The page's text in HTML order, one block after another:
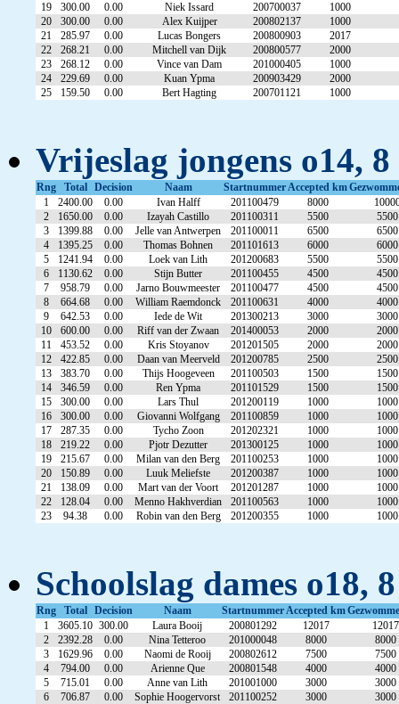
19
300.00 0.00 Niek Issard 200700037
1000
20
300.00 0.00 Alex Kuijper 200802137
1000
21
285.97 0.00 Lucas Bongers 200800903
2017
22
268.21 0.00 Mitchell van Dijk 200800577
2000
23
268.12 0.00 Vince van Dam 201000405
1000
24
229.69 0.00 Kuan Ypma 200903429
2000
25
159.50 0.00 Bert Hagting 200701121 1000
Vrijeslag jongens o14,
Rng Total Decision Naam StartnummerAccepted km
1
2400.00 0.00 Ivan Halff 201100479 8000
2
1650.00 0.00 Izayah Castillo 201100311 5500
5500
3
1399.88 0.00 Jelle van Antwerpen 201100011 6500
6500
4
1395.25 0.00 Thomas Bohnen 201101613 6000
6000
5
1241.94 0.00 Loek van Lith 201200683 5500
5500
6
1130.62 0.00 Stijn Butter 201100455 4500
4500
7
958.79 0.00 Jarno Bouwmeester 201100477 4500
4500
8
664.68 0.00 William Raemdonck 201100631 4000
4000
9
642.53 0.00 Iede de Wit 201300213 3000
3000
10
600.00 0.00 Riff van der Zwaan 201400053 2000
2000
11
453.52 0.00 Kris Stoyanov 201201505 2000
2000
12
422.85 0.00 Daan van Meerveld 201200785 2500
2500
13
383.70 0.00 Thijs Hoogeveen 201100503 1500
1500
14
346.59 0.00 Ren Ypma 201101529 1500
1500
15
300.00 0.00 Lars Thul 201200119 1000
1000
16
300.00 0.00 Giovanni Wolfgang 201100859 1000
1000
17
287.35 0.00 Tycho Zoon 201202321 1000
1000
18
219.22 0.00 Pjotr Dezutter 201300125 1000
1000
19
215.67 0.00 Milan van den Berg 201100253 1000
1000
20
150.89 0.00 Luuk Meliefste 201200387 1000
1000
21
138.09 0.00 Mart van der Voort 201201287 1000
1000
22
128.04 0.00 Menno Hakhverdian 201100563 1000
1000
23
94.38 0.00 Robin van den Berg 201200355 1000 1000
Schoolslag dames o18,
Rng Total Decision Naam StartnummerAccepted km
1
3605.10 300.00 Laura Booij 200801292 12017
12017
2
2392.28 0.00 Nina Tetteroo 201000048 8000
8000
3
1629.96 0.00 Naomi de Rooij 200802612 7500
7500
4
794.00 0.00 Arienne Que 200801548 4000
4000
5
715.01 0.00 Anne van Lith 201001000 3000
3000
6
706.87 0.00 Sophie Hoogervorst 201100252 3000
3000